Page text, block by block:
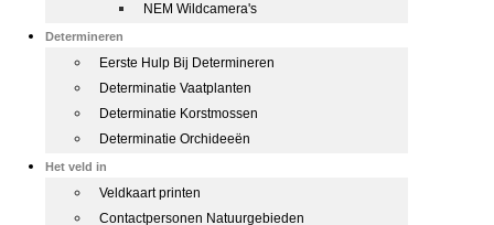
NEM Wildcamera's
Determineren
Eerste Hulp Bij Determineren
Determinatie Vaatplanten
Determinatie Korstmossen
Determinatie Orchideeën
Het veld in
Veldkaart printen
Contactpersonen Natuurgebieden